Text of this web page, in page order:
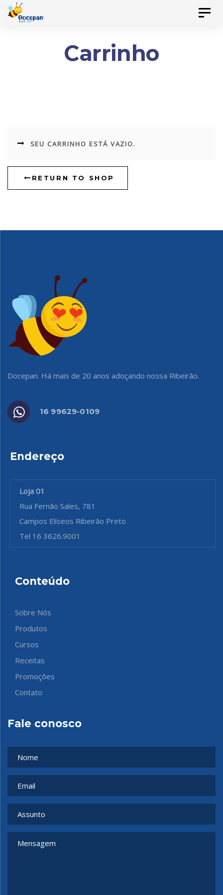
Skip
Skip
Carrinho
SEU CARRINHO ESTÁ VAZIO.
RETURN TO SHOP
Docepan. Há mais de 20 anos adoçando nossa Ribeirão.
16 99629-0109
Endereço
Loja 01
Rua Fernão Sales, 781
Campos Elíseos Ribeirão Preto
Tel 16 3626.9001
Conteúdo
Sobre Nós
Produtos
Cursos
Receitas
Promoções
Contato
Fale conosco